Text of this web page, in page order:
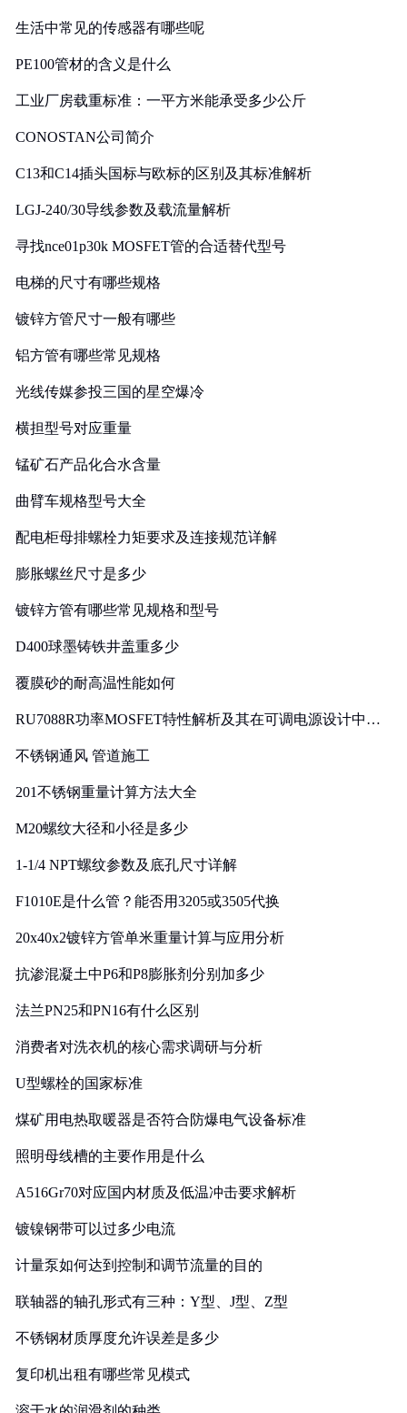
生活中常见的传感器有哪些呢
PE100管材的含义是什么
工业厂房载重标准：一平方米能承受多少公斤
CONOSTAN公司简介
C13和C14插头国标与欧标的区别及其标准解析
LGJ-240/30导线参数及载流量解析
寻找nce01p30k MOSFET管的合适替代型号
电梯的尺寸有哪些规格
镀锌方管尺寸一般有哪些
铝方管有哪些常见规格
光线传媒参投三国的星空爆冷
横担型号对应重量
锰矿石产品化合水含量
曲臂车规格型号大全
配电柜母排螺栓力矩要求及连接规范详解
膨胀螺丝尺寸是多少
镀锌方管有哪些常见规格和型号
D400球墨铸铁井盖重多少
覆膜砂的耐高温性能如何
RU7088R功率MOSFET特性解析及其在可调电源设计中的
不锈钢通风 管道施工
201不锈钢重量计算方法大全
M20螺纹大径和小径是多少
1-1/4 NPT螺纹参数及底孔尺寸详解
F1010E是什么管？能否用3205或3505代换
20x40x2镀锌方管单米重量计算与应用分析
抗渗混凝土中P6和P8膨胀剂分别加多少
法兰PN25和PN16有什么区别
消费者对洗衣机的核心需求调研与分析
U型螺栓的国家标准
煤矿用电热取暖器是否符合防爆电气设备标准
照明母线槽的主要作用是什么
A516Gr70对应国内材质及低温冲击要求解析
镀镍钢带可以过多少电流
计量泵如何达到控制和调节流量的目的
联轴器的轴孔形式有三种：Y型、J型、Z型
不锈钢材质厚度允许误差是多少
复印机出租有哪些常见模式